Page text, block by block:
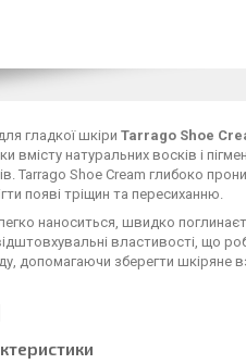
гладкої шкіри Tarrago Shoe
вмісту натуральних восків і
Tarrago Shoe Cream глибоко
появі тріщин та пересиханню.
наноситься, швидко
властивості, що
допомагаючи зберегти шкіряне